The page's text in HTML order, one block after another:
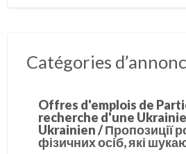
Catégories
Offres d'emplois de
recherche d'une
Ukrainien / Пропозиції
фізичних осіб, які